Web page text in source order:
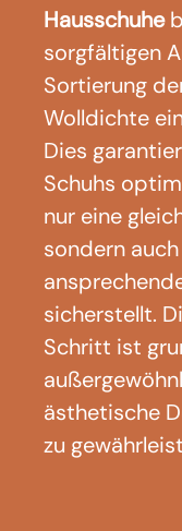
Hausschuhe
sorgfältigen
Sortierung
Wolldichte
Dies
Schuhs
nur eine
sondern
sicherstellt.
Schritt ist
ästhetische
zu